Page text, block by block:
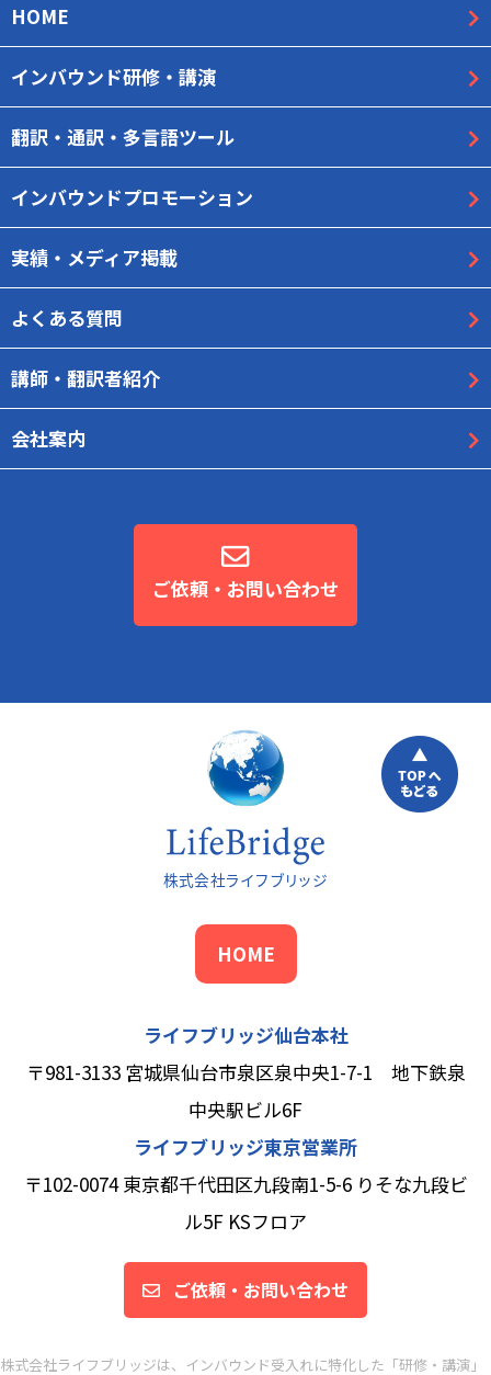
HOME
インバウンド研修・講演
翻訳・通訳・多言語ツール
インバウンドプロモーション
実績・メディア掲載
よくある質問
講師・翻訳者紹介
会社案内
ご依頼・お問い合わせ
HOME
ライフブリッジ仙台本社
〒981-3133 宮城県仙台市泉区泉中央1-7-1 地下鉄泉
中央駅ビル6F
ライフブリッジ東京営業所
〒102-0074 東京都千代田区九段南1-5-6 りそな九段ビ
ル5F KSフロア
ご依頼・お問い合わせ
株式会社ライフブリッジは、インバウンド受入れに特化した「研修・講演」